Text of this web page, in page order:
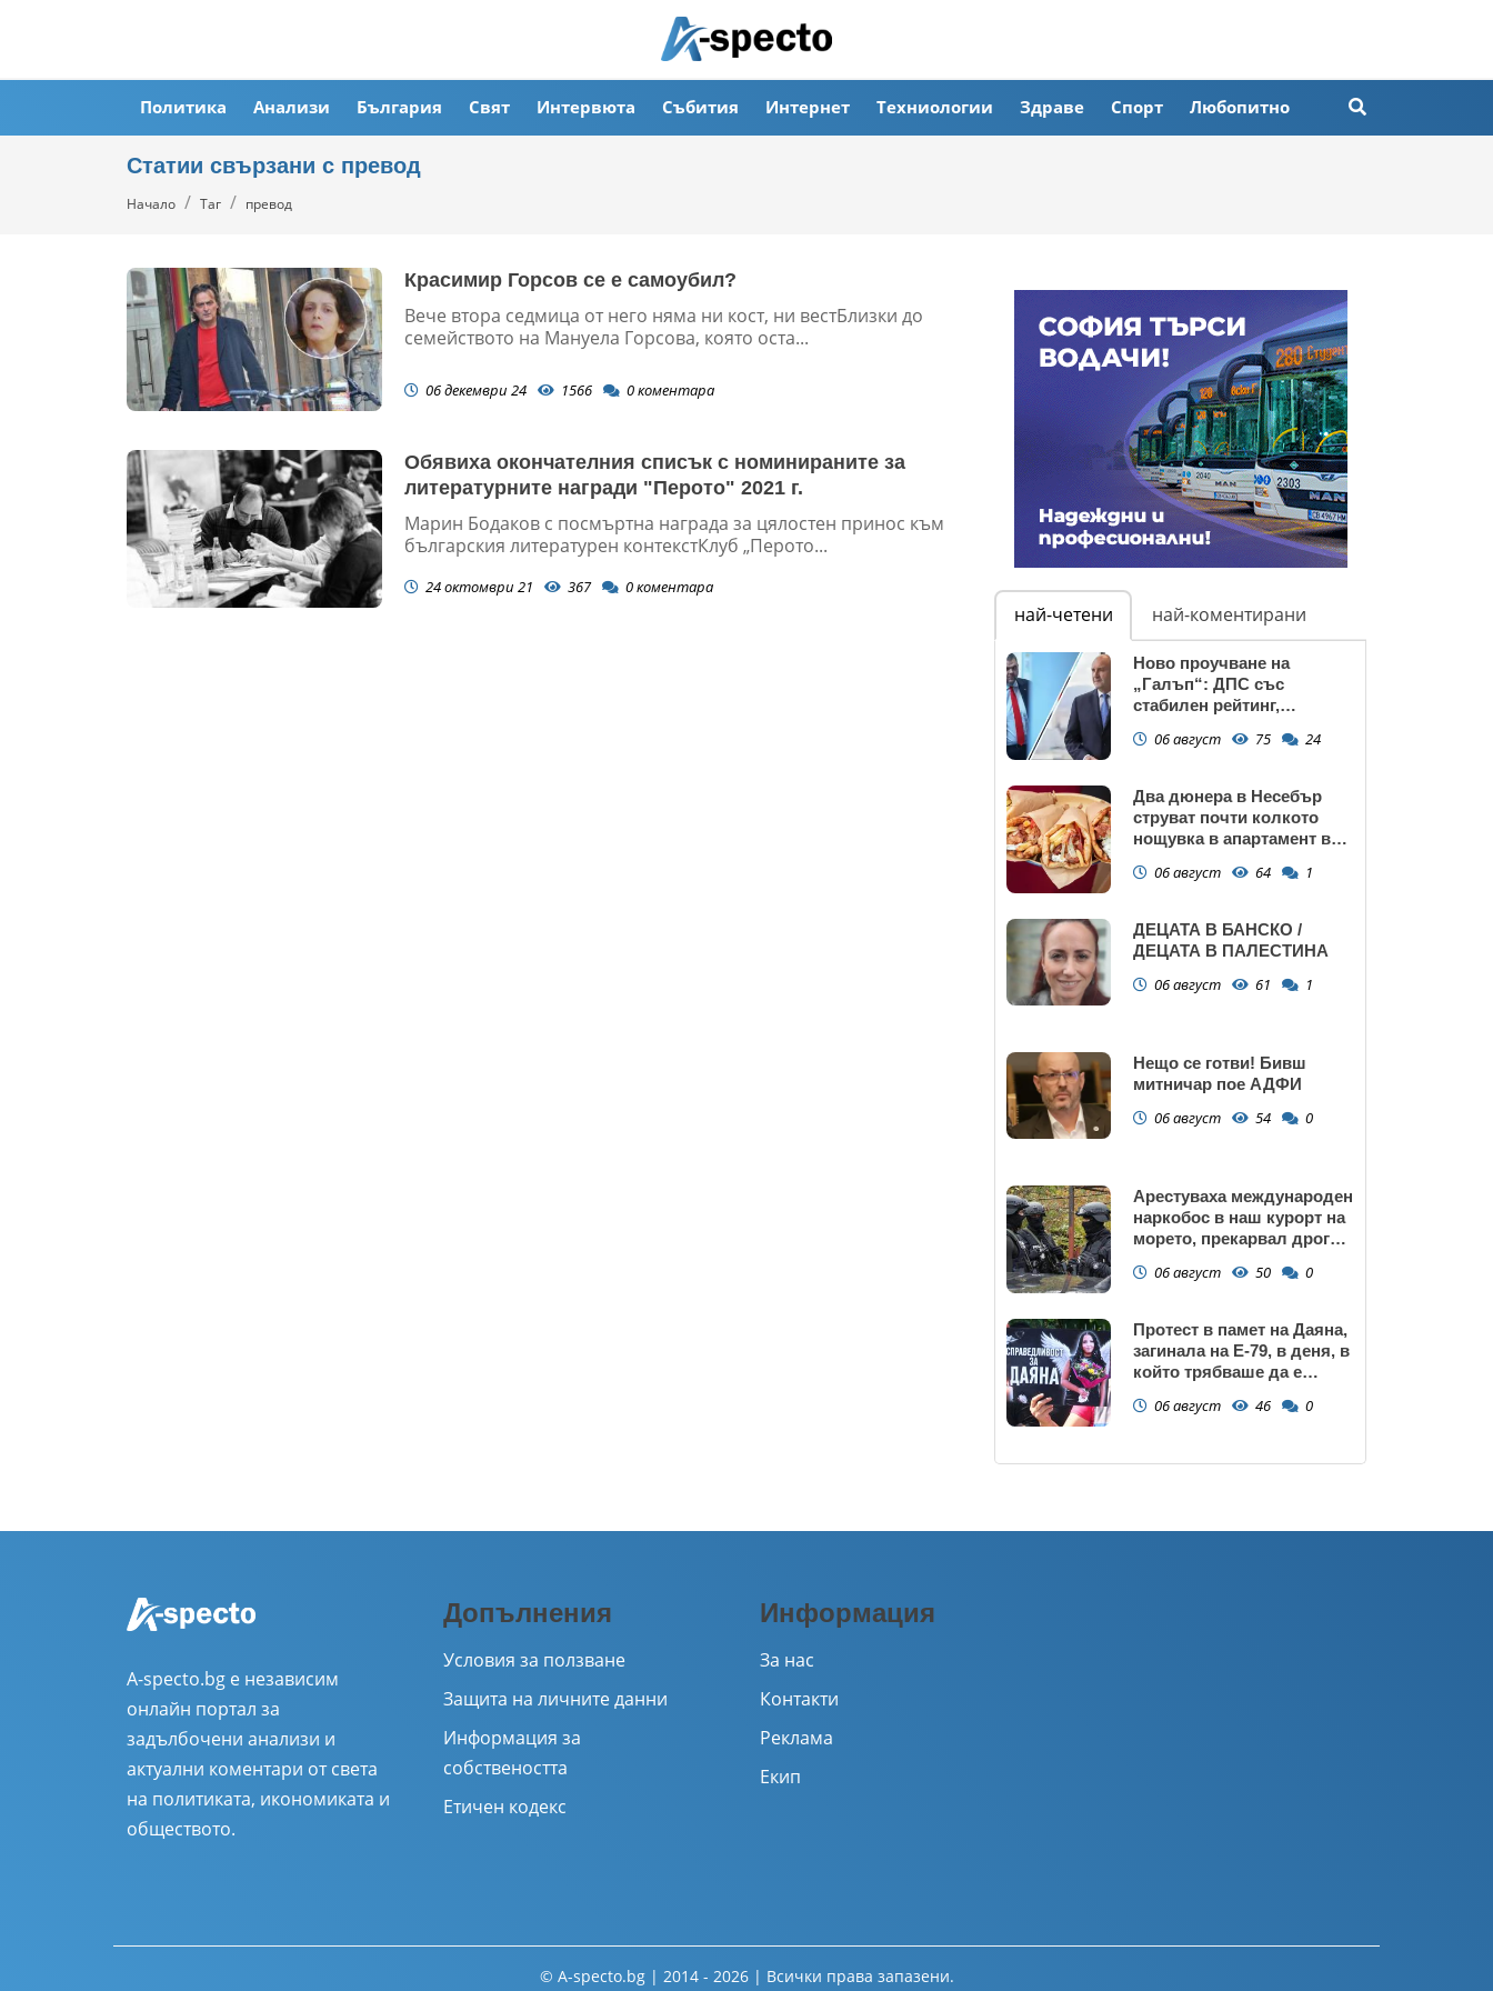
Политика Анализи България Свят Интервюта Събития Интернет Техниологии Здраве Спорт Любопитно
Статии свързани с превод
Начало Таг превод
Красимир Горсов се е самоубил?
Вече втора седмица от него няма ни кост, ни вестБлизки до
семейството на Мануела Горсова, която оста...
06 декември 24 1566 0коментара
Обявиха окончателния списък с номинираните за
литературните награди "Перото" 2021 г.
Марин Бодаков с посмъртна награда за цялостен принос към
българския литературен контекстКлуб „Перото...
24 октомври 21 367 0коментара
най-четени най-коментирани
Ново проучване на
„Галъп“: ДПС със
стабилен рейтинг,
запазва
06 август 75 24
Два дюнера в Несебър
струват почти колкото
нощувка в апартамент в
06 август 64 1
ДЕЦАТА В БАНСКО /
ДЕЦАТА В ПАЛЕСТИНА
06 август 61 1
Нещо се готви! Бивш
митничар пое АДФИ
06 август 54 0
Арестуваха международен
наркобос в наш курорт на
морето, прекарвал дрога
06 август 50 0
Протест в памет на Даяна,
загинала на Е-79, в деня, в
който трябваше да е
06 август 46 0
A-specto.bg е независим
онлайн портал за
задълбочени анализи и
актуални коментари от света
на политиката, икономиката и
обществото.
Допълнения
Условия за ползване
Защита на личните данни
Информация за
собствеността
Етичен кодекс
Информация
За нас
Контакти
Реклама
Екип
© A-specto.bg | 2014 - 2026 | Всички права запазени.